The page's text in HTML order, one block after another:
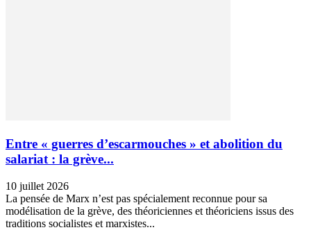
Entre « guerres d’escarmouches » et abolition du
salariat : la grève...
10 juillet 2026
La pensée de Marx n’est pas spécialement reconnue pour sa
modélisation de la grève, des théoriciennes et théoriciens issus des
traditions socialistes et marxistes...